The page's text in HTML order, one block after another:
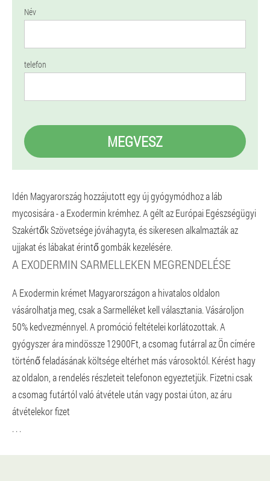
Név
telefon
MEGVESZ
Idén Magyarország hozzájutott egy új gyógymódhoz a láb
mycosisára - a Exodermin krémhez. A gélt az Európai Egészségügyi
Szakértők Szövetsége jóváhagyta, és sikeresen alkalmazták az
ujjakat és lábakat érintő gombák kezelésére.
A EXODERMIN SARMELLEKEN MEGRENDELÉSE
A Exodermin krémet Magyarországon a hivatalos oldalon
vásárolhatja meg, csak a Sarmelléket kell választania. Vásároljon
50% kedvezménnyel. A promóció feltételei korlátozottak. A
gyógyszer ára mindössze 12900Ft, a csomag futárral az Ön címére
történő feladásának költsége eltérhet más városoktól. Kérést hagy
az oldalon, a rendelés részleteit telefonon egyeztetjük. Fizetni csak
a csomag futártól való átvétele után vagy postai úton, az áru
átvételekor fizet
. . .